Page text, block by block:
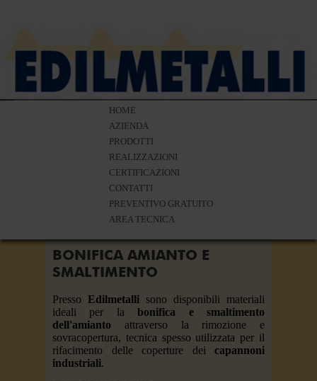
HOME
AZIENDA
PRODOTTI
REALIZZAZIONI
CERTIFICAZIONI
CONTATTI
PREVENTIVO GRATUITO
AREA TECNICA
BONIFICA AMIANTO E
SMALTIMENTO
Presso Edilmetalli sono disponibili materiali
ideali per labonifica e smaltimento
dell'amianto attraverso la rimozione e
sovracopertura, tecnica spesso utilizzata per il
rifacimento delle coperture dei capannoni
industriali.